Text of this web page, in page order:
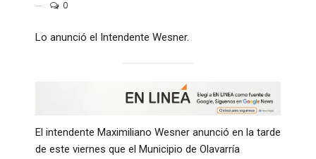
0
Lo anunció el Intendente Wesner.
El intendente Maximiliano Wesner anunció en la tarde
de este viernes que el Municipio de Olavarría